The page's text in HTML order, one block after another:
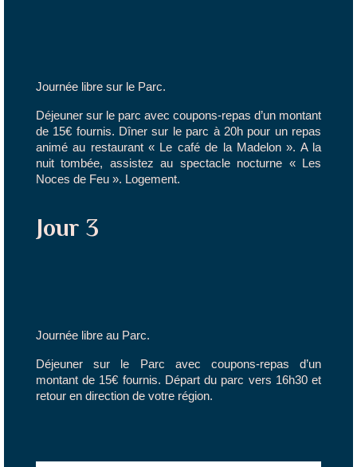
Journée libre sur le Parc.
Déjeuner sur le parc avec coupons-repas d’un montant
de 15€ fournis. Dîner sur le parc à 20h pour un repas
animé au restaurant « Le café de la Madelon ». A la
nuit tombée, assistez au spectacle nocturne « Les
Noces de Feu ». Logement.
Jour 3
Journée libre au Parc.
Déjeuner sur le Parc avec coupons-repas d’un
montant de 15€ fournis. Départ du parc vers 16h30 et
retour en direction de votre région.